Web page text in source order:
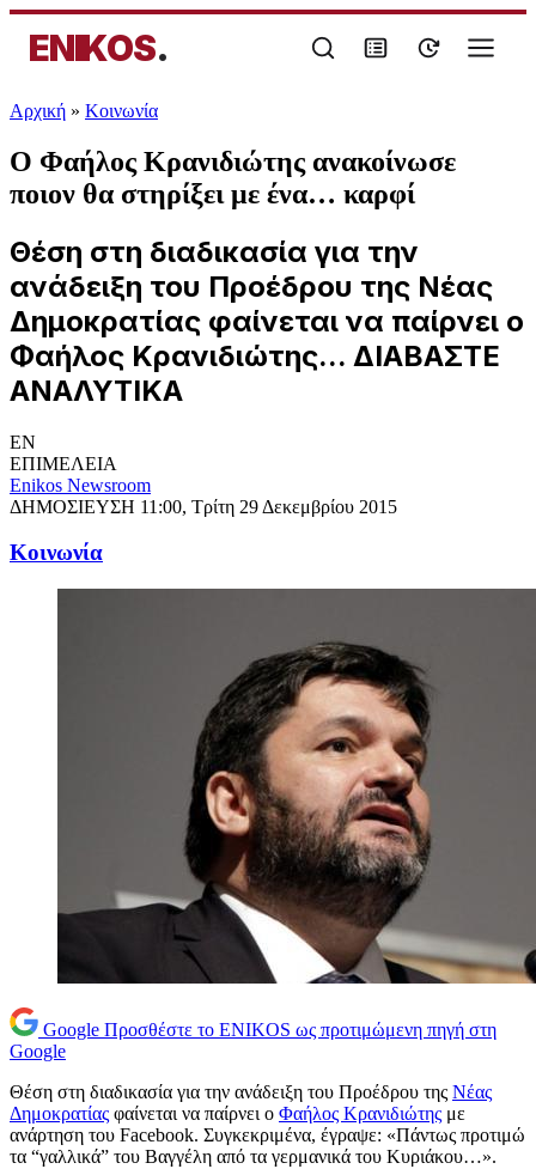
ENIKOS.
Αρχική » Κοινωνία
Ο Φαήλος Κρανιδιώτης ανακοίνωσε
ποιον θα στηρίξει με ένα… καρφί
Θέση στη διαδικασία για την
ανάδειξη του Προέδρου της Νέας
Δημοκρατίας φαίνεται να παίρνει ο
Φαήλος Κρανιδιώτης... ΔΙΑΒΑΣΤΕ
ΑΝΑΛΥΤΙΚΑ
EN
ΕΠΙΜΕΛΕΙΑ
Enikos Newsroom
ΔΗΜΟΣΙΕΥΣΗ 11:00, Τρίτη 29 Δεκεμβρίου 2015
Κοινωνία
Google Προσθέστε το ENIKOS ως προτιμώμενη πηγή στη
Google
Θέση στη διαδικασία για την ανάδειξη του Προέδρου της Νέας
Δημοκρατίας φαίνεται να παίρνει ο Φαήλος Κρανιδιώτης με
ανάρτηση του Facebook. Συγκεκριμένα, έγραψε: «Πάντως προτιμώ
τα “γαλλικά” του Βαγγέλη από τα γερμανικά του Κυριάκου…».